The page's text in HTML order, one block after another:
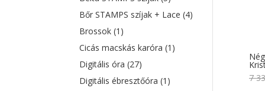
7
Bőr STAMPS szíjak + Lace(4)
Brossok(1)
Cicás macskás karóra(1)
Digitális óra(27)
Digitális ébresztőóra(1)